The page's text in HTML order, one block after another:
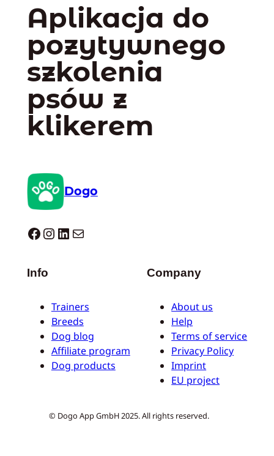
Aplikacja do
pozytywnego
szkolenia
psów z
klikerem
Dogo
Dogo facebook InstagramLinkedIn Mail
Info
Trainers
Breeds
Dog blog
Affiliate program
Dog products
Company
About us
Help
Terms of service
Privacy Policy
Imprint
EU project
© Dogo App GmbH 2025. All rights reserved.